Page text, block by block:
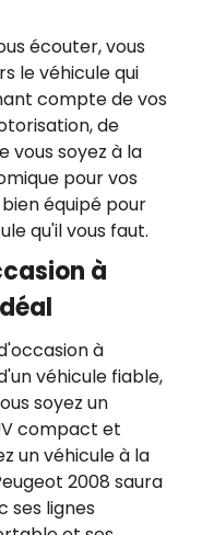
écouter, vous
le véhicule qui
compte de vos
de
vous soyez à la
pour vos
équipé pour
qu'il vous faut.
à
à
véhicule fiable,
soyez un
compact et
un véhicule à la
2008 saura
ses lignes